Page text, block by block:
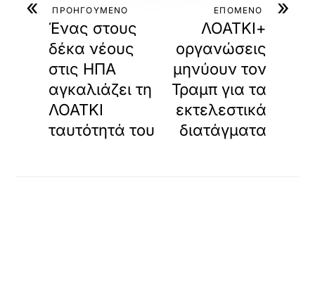
« ΠΡΟΗΓΟΥΜΕΝΟ
Ένας στους
δέκα νέους
στις ΗΠΑ
αγκαλιάζει τη
ΛΟΑΤΚΙ
ταυτότητά του
»
ΕΠΟΜΕΝΟ
ΛΟΑΤΚΙ+
οργανώσεις
μηνύουν τον
Τραμπ για τα
εκτελεστικά
διατάγματα